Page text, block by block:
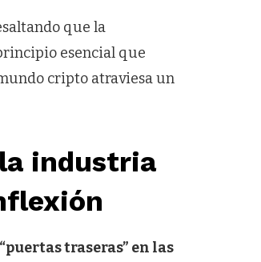
que la
esencial que
cripto atraviesa un
industria
“puertas traseras” en las